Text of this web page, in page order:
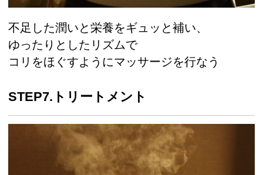
不足した潤いと栄養をギュッと補い、
ゆったりとしたリズムで
コリをほぐすようにマッサージを行なう
STEP7.トリートメント